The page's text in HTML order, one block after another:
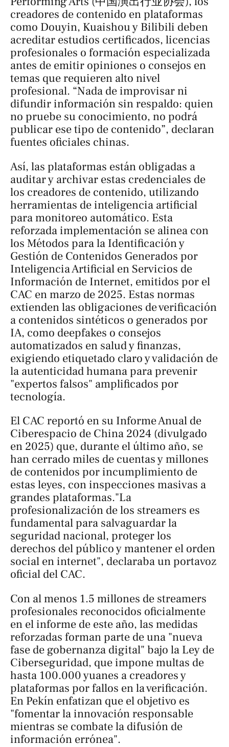
creadores de contenido en plataformas
como Douyin, Kuaishou y Bilibili deben
acreditar estudios certificados, licencias
profesionales o formación especializada
antes de emitir opiniones o consejos en
temas que requieren alto nivel
profesional. “Nada de improvisar ni
difundir información sin respaldo: quien
no pruebe su conocimiento, no podrá
publicar ese tipo de contenido”, declaran
fuentes oficiales chinas.
Así, las plataformas están obligadas a
auditar y archivar estas credenciales de
los creadores de contenido, utilizando
herramientas de inteligencia artificial
para monitoreo automático. Esta
reforzada implementación se alinea con
los Métodos para la Identificación y
Gestión de Contenidos Generados por
Inteligencia Artificial en Servicios de
Información de Internet, emitidos por el
CAC en marzo de 2025. Estas normas
extienden las obligaciones de verificación
a contenidos sintéticos o generados por
IA, como deepfakes o consejos
automatizados en salud y finanzas,
exigiendo etiquetado claro y validación de
la autenticidad humana para prevenir
"expertos falsos" amplificados por
tecnología.
El CAC reportó en su Informe Anual de
Ciberespacio de China 2024 (divulgado
en 2025) que, durante el último año, se
han cerrado miles de cuentas y millones
de contenidos por incumplimiento de
estas leyes, con inspecciones masivas a
grandes plataformas."La
profesionalización de los streamers es
fundamental para salvaguardar la
seguridad nacional, proteger los
derechos del público y mantener el orden
social en internet", declaraba un portavoz
oficial del CAC.
Con al menos 1.5 millones de streamers
profesionales reconocidos oficialmente
en el informe de este año, las medidas
reforzadas forman parte de una "nueva
fase de gobernanza digital" bajo la Ley de
Ciberseguridad, que impone multas de
hasta 100.000 yuanes a creadores y
plataformas por fallos en la verificación.
En Pekín enfatizan que el objetivo es
"fomentar la innovación responsable
mientras se combate la difusión de
información errónea".